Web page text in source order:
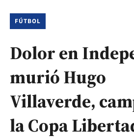
FÚTBOL
Dolor en
murió Hugo
Villaverde,
la Copa